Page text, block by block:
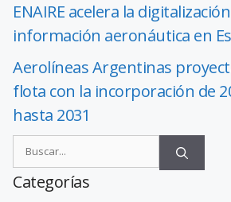
ENAIRE acelera la
información aeronáutica en
Aerolíneas Argentinas
flota con la incorporación de
hasta 2031
Categorías